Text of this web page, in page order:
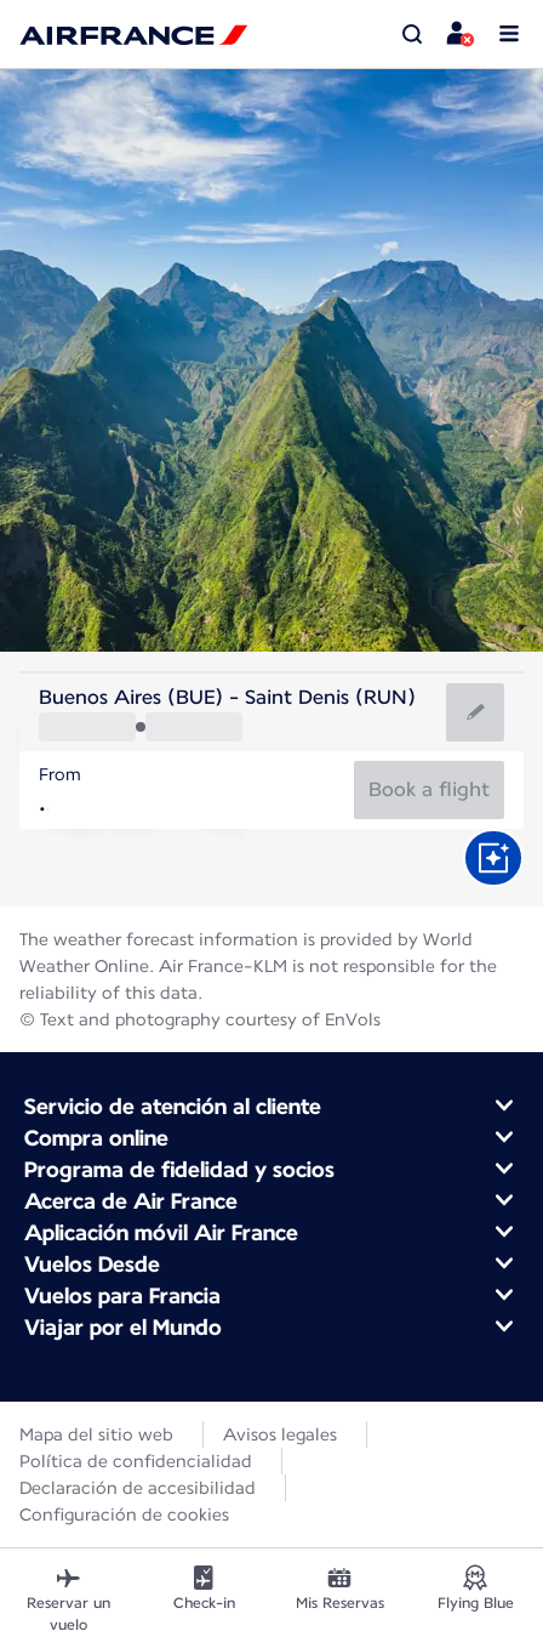
Reunion
St. Denis
Reunion
Buenos Aires (BUE) - Saint Denis (RUN)
From
Book a flight
The weather forecast information is provided by World
Weather Online. Air France-KLM is not responsible for the
reliability of this data.
© Text and photography courtesy of EnVols
Servicio de atención al cliente
Compra online
Programa de fidelidad y socios
Acerca de Air France
Aplicación móvil Air France
Vuelos Desde
Vuelos para Francia
Viajar por el Mundo
Mapa del sitio web
Avisos legales
Política de confidencialidad
Declaración de accesibilidad
Configuración de cookies
Reservar un
vuelo
Check-in Mis Reservas Flying Blue